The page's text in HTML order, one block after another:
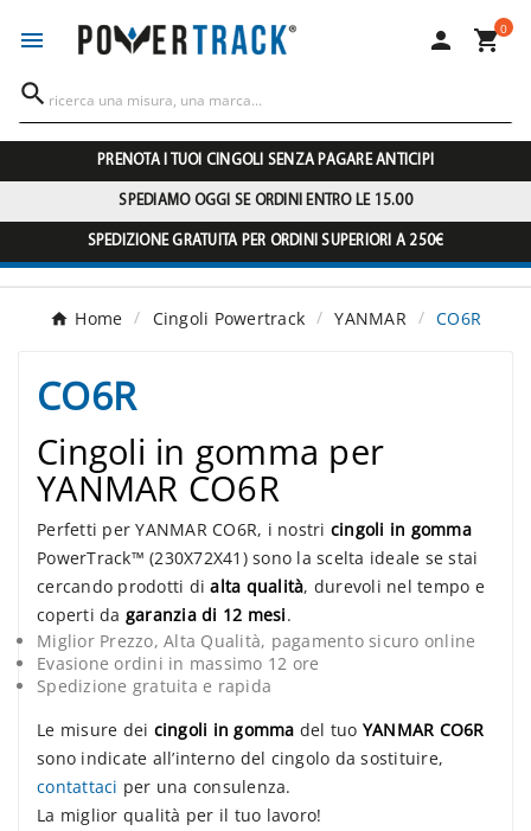
  0

PRENOTA I TUOI CINGOLI SENZA PAGARE ANTICIPI
SPEDIAMO OGGI SE ORDINI ENTRO LE 15.00
SPEDIZIONE GRATUITA PER ORDINI SUPERIORI A 250€
Home Cingoli Powertrack YANMAR CO6R
CO6R
Cingoli in gomma per
YANMAR CO6R
Perfetti per YANMAR CO6R, i nostri cingoli in gomma
PowerTrack™ (230X72X41) sono la scelta ideale se stai
cercando prodotti dialta qualità, durevoli nel tempo e
coperti da garanzia di 12 mesi.
Miglior Prezzo, Alta Qualità, pagamento sicuro online
Evasione ordini in massimo 12 ore
Spedizione gratuita e rapida
Le misure dei cingoli in gomma del tuo YANMAR CO6R
sono indicate all’interno del cingolo da sostituire,
contattaci per una consulenza.
La miglior qualità per il tuo lavoro!